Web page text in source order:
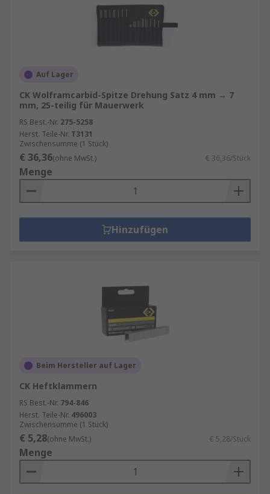
Auf Lager
CK Wolframcarbid-Spitze Drehung Satz 4 mm → 7
mm, 25-teilig für Mauerwerk
RS Best.-Nr. 275-5258
Herst. Teile-Nr. T3131
Zwischensumme (1 Stück)
€ 36,36(ohne MwSt.) € 36,36/Stück
Menge
Hinzufügen
Beim Hersteller auf Lager
CK Heftklammern
RS Best.-Nr. 794-846
Herst. Teile-Nr. 496003
Zwischensumme (1 Stück)
€ 5,28(ohne MwSt.) € 5,28/Stück
Menge